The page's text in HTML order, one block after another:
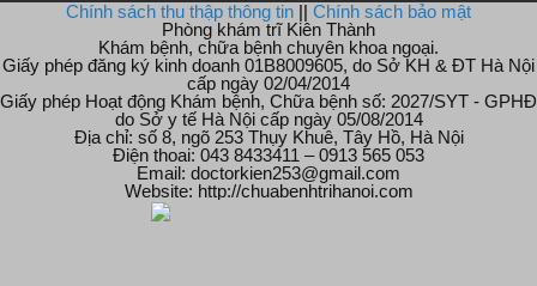
Chính sách thu thập thông tin || Chính sách bảo mật
Phòng khám trĩ Kiên Thành
Khám bệnh, chữa bệnh chuyên khoa ngoại.
Giấy phép đăng ký kinh doanh 01B8009605, do Sở KH & ĐT Hà Nội
cấp ngày 02/04/2014
Giấy phép Hoạt động Khám bệnh, Chữa bệnh số: 2027/SYT - GPHĐ
do Sở y tế Hà Nội cấp ngày 05/08/2014
Địa chỉ: số 8, ngõ 253 Thụy Khuê, Tây Hồ, Hà Nội
Điện thoai: 043 8433411 – 0913 565 053
Email: doctorkien253@gmail.com
Website: http://chuabenhtrihanoi.com